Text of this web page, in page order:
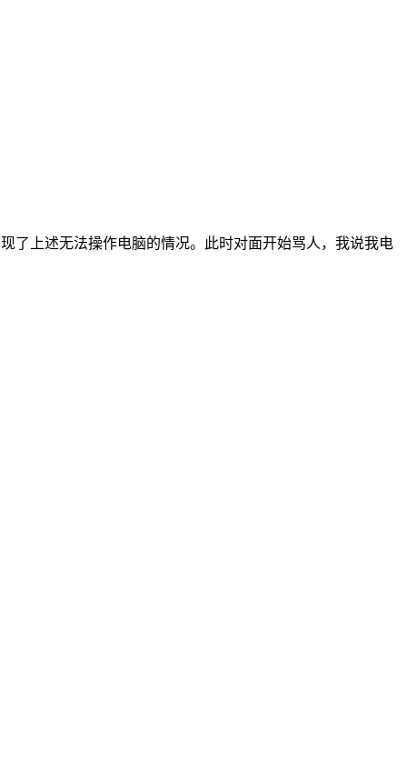
了上述无法操作电脑的情况。此时对面开始骂人，我说我电